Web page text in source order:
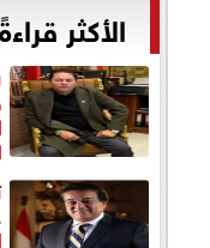
الأكثر قراءةً
التهم...